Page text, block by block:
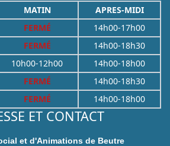
MATIN
APRES-MIDI
FERMÉ
14h00-17h00
FERMÉ
14h00-18h30
10h00-12h00
14h00-18h00
FERMÉ
14h00-18h30
FERMÉ 14h00-18h00
ET CONTACT
et d'Animations de Beutre